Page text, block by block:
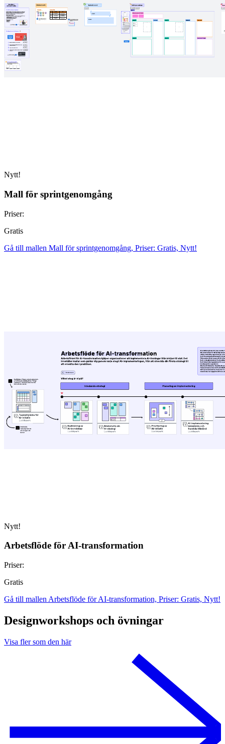
Nytt!
Mall för sprintgenomgång
Priser:
Gratis
Gå till mallen Mall för sprintgenomgång, Priser: Gratis, Nytt!
Nytt!
Arbetsflöde för AI-transformation
Priser:
Gratis
Gå till mallen Arbetsflöde för AI-transformation, Priser: Gratis, Nytt!
Designworkshops och övningar
Visa fler som den här